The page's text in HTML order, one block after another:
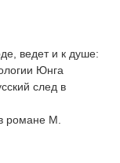
ведет и к душе:
Юнга
след в
романе М.